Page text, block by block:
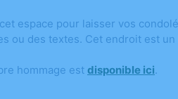
espace pour laisser vos
ou des textes. Cet endroit est
hommage est disponible ici.